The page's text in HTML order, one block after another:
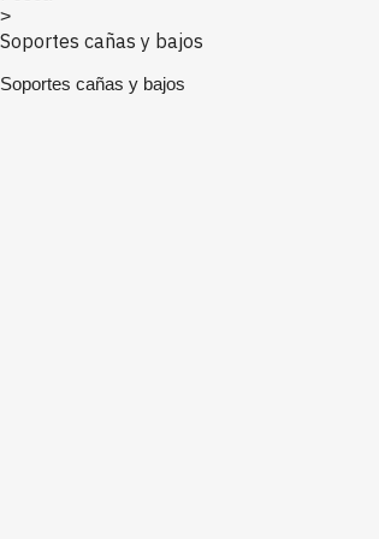
>
Soportes cañas y bajos
Soportes cañas y bajos